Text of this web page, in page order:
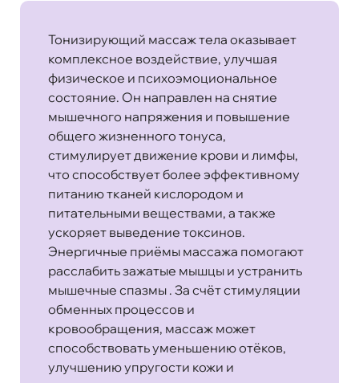
Тонизирующий массаж тела оказывает
комплексное воздействие, улучшая
физическое и психоэмоциональное
состояние. Он направлен на снятие
мышечного напряжения и повышение
общего жизненного тонуса,
стимулирует движение крови и лимфы,
что способствует более эффективному
питанию тканей кислородом и
питательными веществами, а также
ускоряет выведение токсинов.
Энергичные приёмы массажа помогают
расслабить зажатые мышцы и устранить
мышечные спазмы . За счёт стимуляции
обменных процессов и
кровообращения, массаж может
способствовать уменьшению отёков,
улучшению упругости кожи и